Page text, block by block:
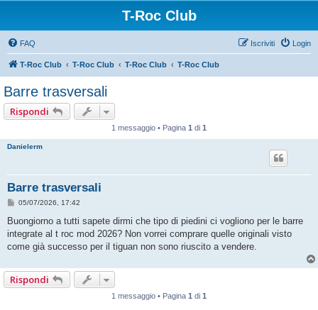
T-Roc Club
FAQ Login
Iscriviti
T-Roc Club T-Roc Club T-Roc Club T-Roc Club
Barre trasversali
Rispondi
1 messaggio • Pagina 1 di 1
Danielerm
Barre trasversali
M
s
a
g
o
05/07/2026, 17:42
Buongiorno a tutti sapete dirmi che tipo di piedini ci vogliono per le barre
integrate al t roc mod 2026? Non vorrei comprare quelle originali visto
come già successo per il tiguan non sono riuscito a vendere.
Rispondi
1 messaggio • Pagina 1 di 1